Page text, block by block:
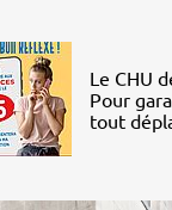
Le CHU
Pour
tout